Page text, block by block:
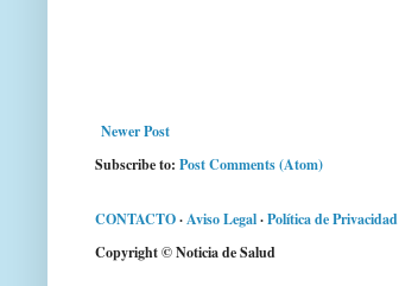
Newer Post
Subscribe to: Post Comments (Atom)
CONTACTO·Aviso Legal·Política de Privacidad
Copyright © Noticia de Salud